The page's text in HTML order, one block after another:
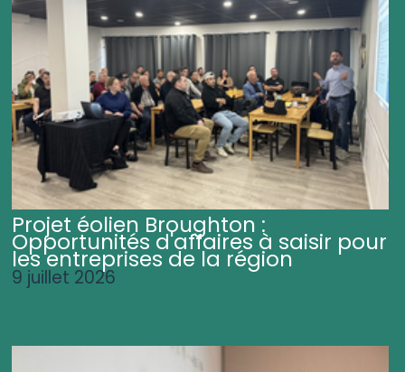
Projet éolien Broughton :
Opportunités d'affaires à saisir pour
les entreprises de la région
9 juillet 2026